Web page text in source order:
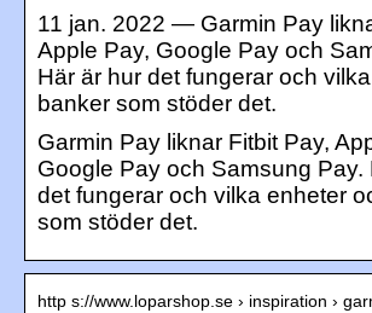
11 jan. 2022 — Garmin Pay
Apple Pay, Google Pay och
Här är hur det fungerar och
banker som stöder det.
Garmin Pay liknar Fitbit Pay,
Google Pay och Samsung Pay.
det fungerar och vilka enheter
som stöder det.
http s://www.loparshop.se › inspiration ›